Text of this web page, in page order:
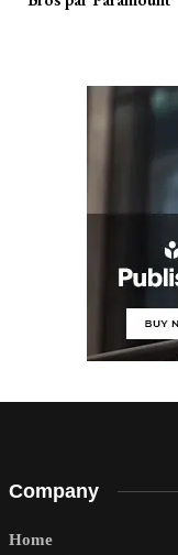
Company
Home